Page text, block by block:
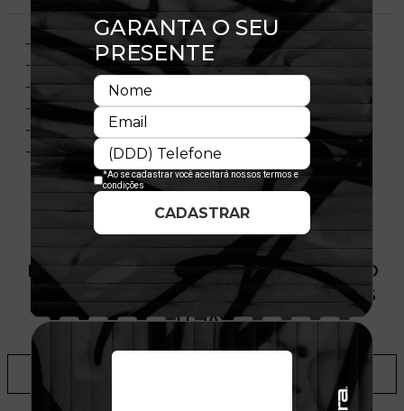
- Nbi22Tsh058
- Estampa Frontal
- Etiqueta Flag Aplicada Na Manga
- Composição 100% Algodão
- Nacional
- Licença Oficial
PRODUTO SEM ESTOQUE DÍSPONÍVEL NO
SITE, CONSULTE A DISPONIBILIDADE NAS
LOJAS